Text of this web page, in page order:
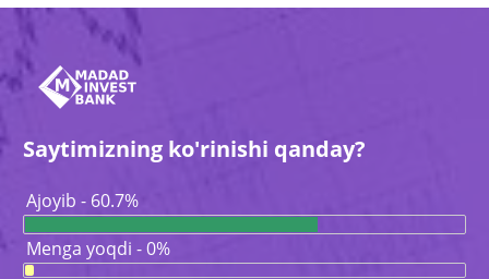
Saytimizning ko'rinishi qanday?
Ajoyib - 60.7%
Menga yoqdi - 0%